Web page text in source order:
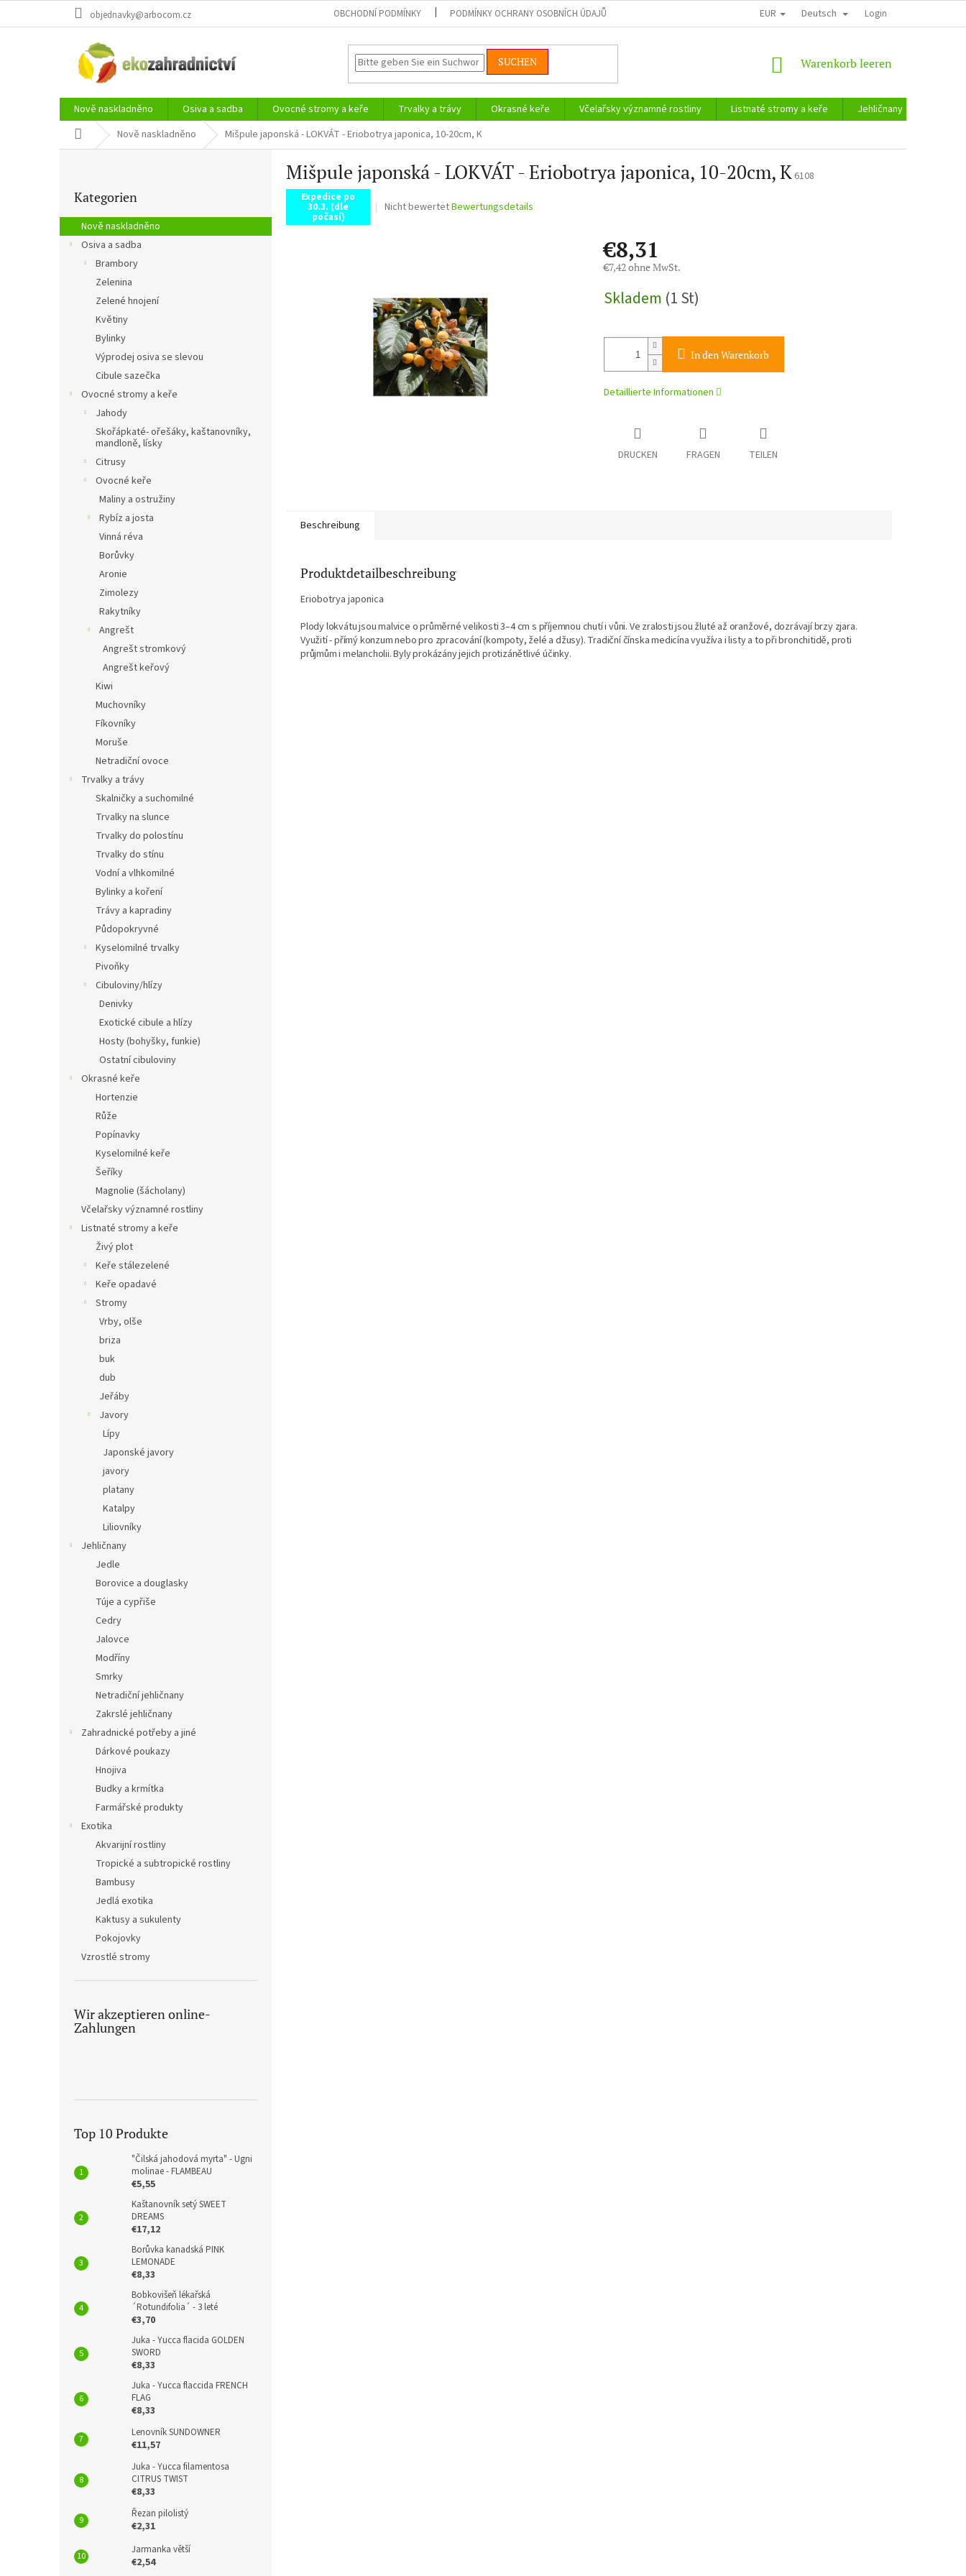
objednavky@arbocom.cz OBCHODNÍ PODMÍNKY PODMÍNKY OCHRANY OSOBNÍCH ÚDAJŮ EUR Deutsch Login
SUCHEN WARENKORB
Warenkorb leeren
Nově naskladněno Osiva a sadba Ovocné stromy a keře Trvalky a trávy Okrasné keře Včelařsky významné rostliny Listnaté stromy a keře Jehličnany
StartseiteNově naskladněno Mišpule japonská - LOKVÁT - Eriobotrya japonica, 10-20cm, K
e
n
überspringen
Kategorien
Nově naskladněno
Osiva a sadba
Brambory
Zelenina
Zelené hnojení
Květiny
Bylinky
Výprodej osiva se slevou
Cibule sazečka
Ovocné stromy a keře
Jahody
Skořápkaté- ořešáky, kaštanovníky,
mandloně, lísky
Citrusy
Ovocné keře
Maliny a ostružiny
Rybíz a josta
Vinná réva
Borůvky
Aronie
Zimolezy
Rakytníky
Angrešt
Angrešt stromkový
Angrešt keřový
Kiwi
Muchovníky
Fíkovníky
Moruše
Netradiční ovoce
Trvalky a trávy
Skalničky a suchomilné
Trvalky na slunce
Trvalky do polostínu
Trvalky do stínu
Vodní a vlhkomilné
Bylinky a koření
Trávy a kapradiny
Půdopokryvné
Kyselomilné trvalky
Pivoňky
Cibuloviny/hlízy
Denivky
Exotické cibule a hlízy
Hosty (bohyšky, funkie)
Ostatní cibuloviny
Okrasné keře
Hortenzie
Růže
Popínavky
Kyselomilné keře
Šeříky
Magnolie (šácholany)
Včelařsky významné rostliny
Listnaté stromy a keře
Živý plot
Keře stálezelené
Keře opadavé
Stromy
Vrby, olše
briza
buk
dub
Jeřáby
Javory
Lípy
Japonské javory
javory
platany
Katalpy
Liliovníky
Jehličnany
Jedle
Borovice a douglasky
Túje a cypřiše
Cedry
Jalovce
Modříny
Smrky
Netradiční jehličnany
Zakrslé jehličnany
Zahradnické potřeby a jiné
Dárkové poukazy
Hnojiva
Budky a krmítka
Farmářské produkty
Exotika
Akvarijní rostliny
Tropické a subtropické rostliny
Bambusy
Jedlá exotika
Kaktusy a sukulenty
Pokojovky
Vzrostlé stromy
Wir akzeptieren online-
Zahlungen
Top 10 Produkte
"Čilská jahodová myrta" - Ugni
molinae - FLAMBEAU
€5,55
Kaštanovník setý SWEET
DREAMS
€17,12
Borůvka kanadská PINK
LEMONADE
€8,33
Bobkovišeň lékařská
´Rotundifolia´ - 3 leté
€3,70
Juka - Yucca flacida GOLDEN
SWORD
€8,33
Juka - Yucca flaccida FRENCH
FLAG
€8,33
Lenovník SUNDOWNER
€11,57
Juka - Yucca filamentosa
CITRUS TWIST
€8,33
Řezan pilolistý
€2,31
Jarmanka větší
€2,54
Mišpule japonská - LOKVÁT - Eriobotrya japonica, 10-20cm, K 6108
Expedice po
30.3. (dle
počasí)
Die
Sternen.
Nicht bewertetBewertungsdetails
€8,31
€7,42 ohne MwSt.
Skladem (1 St)
In den Warenkorb
Detaillierte Informationen
DRUCKEN FRAGEN TEILEN
Beschreibung
Produktdetailbeschreibung
Eriobotrya japonica
Plody lokvátu jsou malvice o průměrné velikosti 3–4 cm s příjemnou chutí i vůni. Ve zralosti jsou žluté až oranžové, dozrávají brzy zjara.
Využití - přímý konzum nebo pro zpracování (kompoty, želé a džusy). Tradiční čínska medicína využíva i listy a to při bronchitidě, proti
průjmům i melancholii. Byly prokázány jejich protizánětlivé účinky.